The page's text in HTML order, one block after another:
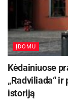
ĮDOMU
Kėdainiuose
„Radviliada“
istoriją